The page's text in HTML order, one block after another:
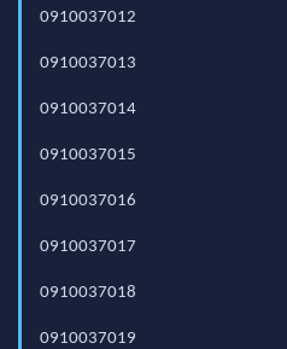
0910037012
0910037013
0910037014
0910037015
0910037016
0910037017
0910037018
0910037019